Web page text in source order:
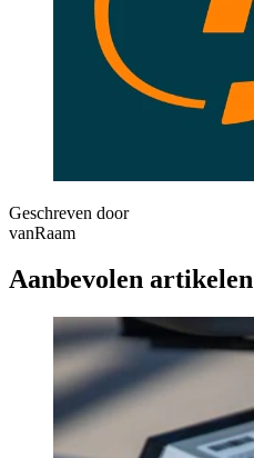
Geschreven door
vanRaam
Aanbevolen artikelen